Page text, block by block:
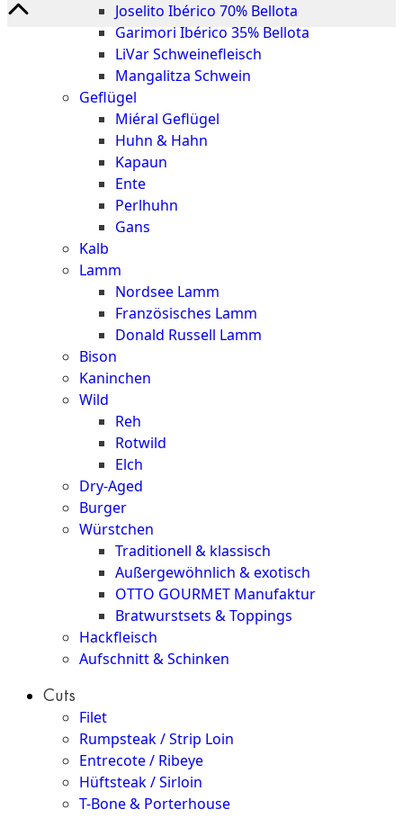
Joselito Ibérico 70% Bellota
Garimori Ibérico 35% Bellota
LiVar Schweinefleisch
Mangalitza Schwein
Geflügel
Miéral Geflügel
Huhn & Hahn
Kapaun
Ente
Perlhuhn
Gans
Kalb
Lamm
Nordsee Lamm
Französisches Lamm
Donald Russell Lamm
Bison
Kaninchen
Wild
Reh
Rotwild
Elch
Dry-Aged
Burger
Würstchen
Traditionell & klassisch
Außergewöhnlich & exotisch
OTTO GOURMET Manufaktur
Bratwurstsets & Toppings
Hackfleisch
Aufschnitt & Schinken
Cuts
Filet
Rumpsteak / Strip Loin
Entrecote / Ribeye
Hüftsteak / Sirloin
T-Bone & Porterhouse